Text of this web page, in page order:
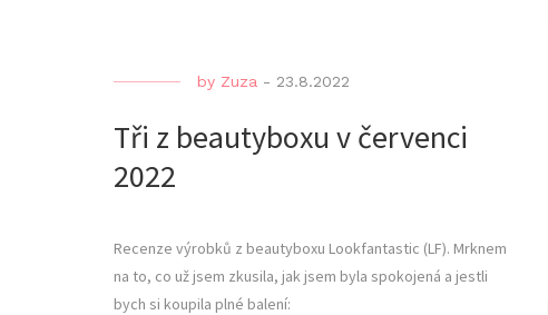
by Zuza - 23.8.2022
Tři z beautyboxu v červenci
2022
Recenze výrobků z beautyboxu Lookfantastic (LF). Mrknem
na to, co už jsem zkusila, jak jsem byla spokojená a jestli
bych si koupila plné balení: